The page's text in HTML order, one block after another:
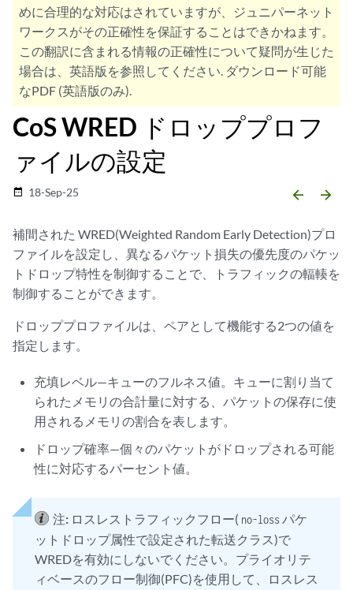
めに合理的な対応はされていますが、ジュニパーネット
ワークスがその正確性を保証することはできかねます。
この翻訳に含まれる情報の正確性について疑問が生じた
場合は、英語版を参照してください. ダウンロード可能
なPDF (英語版のみ).
CoS WRED ドロッププロフ
ァイルの設定
date_range 18-Sep-25 arrow_backward arrow_forward
補間された WRED(Weighted Random Early Detection)プロ
ファイルを設定し、異なるパケット損失の優先度のパケッ
トドロップ特性を制御することで、トラフィックの輻輳を
制御することができます。
ドロッププロファイルは、ペアとして機能する2つの値を
指定します。
充填レベル—キューのフルネス値。キューに割り当て
られたメモリの合計量に対する、パケットの保存に使
用されるメモリの割合を表します。
ドロップ確率—個々のパケットがドロップされる可能
性に対応するパーセント値。
注: ロスレストラフィックフロー( no-lossパケ
ットドロップ属性で設定された転送クラス)で
WREDを有効にしないでください。プライオリテ
ィベースのフロー制御(PFC)を使用して、ロスレス